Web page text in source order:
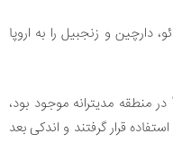
دارچین و زنجبیل را به اروپا
در منطقه مدیترانه موجود بود،
قرار گرفتند و اندکی بعد